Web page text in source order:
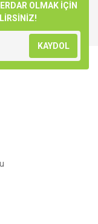
OLMAK İÇİN
KAYDOL